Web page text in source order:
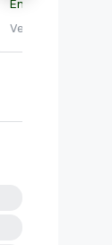
Entidad
Vence el: 25/9/